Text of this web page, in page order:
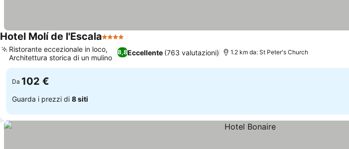
Hotel Molí de l'Escala4 Stelle
8,8Eccellente (763 valutazioni)
Ristorante eccezionale in loco,
Architettura storica di un mulino
1.2 km da: St Peter's Church
Da 102 €
Guarda i prezzi di 8 siti